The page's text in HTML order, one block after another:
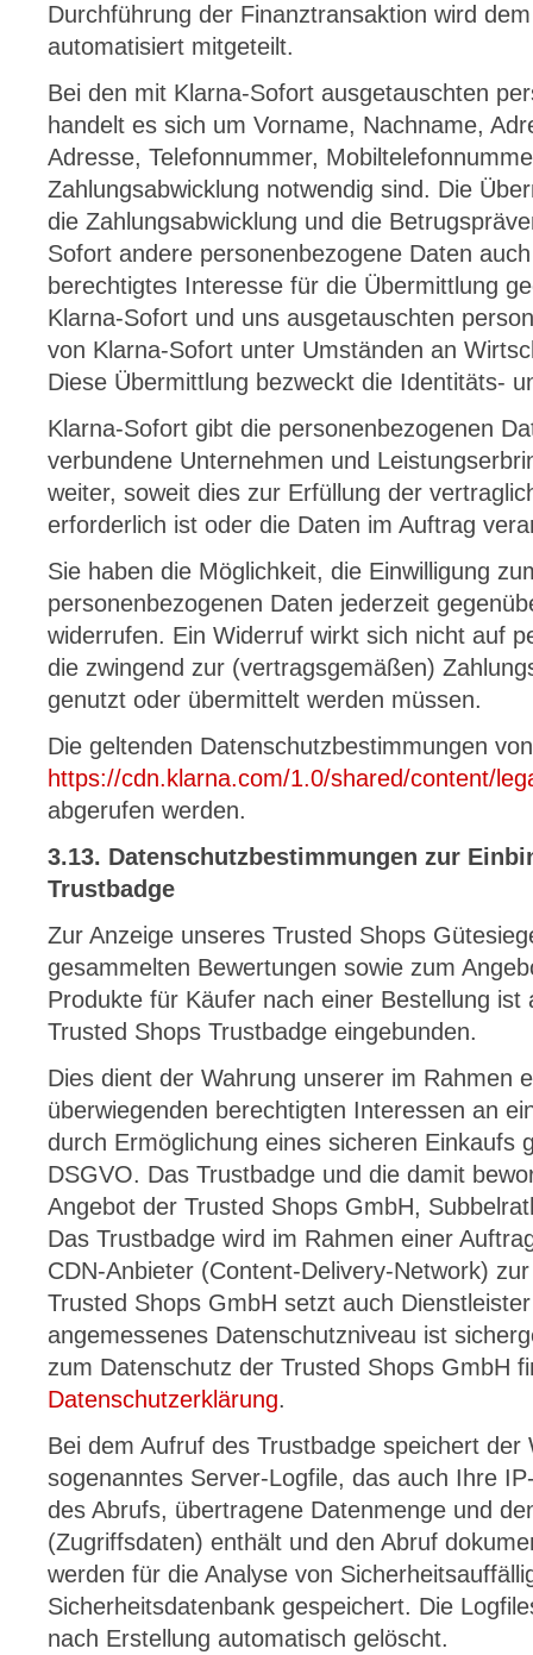
Durchführung der Finanztransaktion wird
automatisiert mitgeteilt.
Bei den mit Klarna-Sofort ausgetauschten
handelt es sich um Vorname, Nachname,
Adresse, Telefonnummer,
Zahlungsabwicklung notwendig sind. Die
die Zahlungsabwicklung und die
Sofort andere personenbezogene Daten
berechtigtes Interesse für die Übermittlung
Klarna-Sofort und uns ausgetauschten
von Klarna-Sofort unter Umständen an
Diese Übermittlung bezweckt die Identitäts-
Klarna-Sofort gibt die personenbezogenen
verbundene Unternehmen und
weiter, soweit dies zur Erfüllung der
erforderlich ist oder die Daten im Auftrag
Sie haben die Möglichkeit, die Einwilligung
personenbezogenen Daten jederzeit
widerrufen. Ein Widerruf wirkt sich nicht auf
die zwingend zur (vertragsgemäßen)
genutzt oder übermittelt werden müssen.
Die geltenden Datenschutzbestimmungen
https://cdn.klarna.com/1.0/shared/content/
abgerufen werden.
3.13. Datenschutzbestimmungen zur
Trustbadge
Zur Anzeige unseres Trusted Shops
gesammelten Bewertungen sowie zum
Produkte für Käufer nach einer Bestellung ist
Trusted Shops Trustbadge eingebunden.
Dies dient der Wahrung unserer im Rahmen
überwiegenden berechtigten Interessen an
durch Ermöglichung eines sicheren Einkaufs
DSGVO. Das Trustbadge und die damit
Angebot der Trusted Shops GmbH,
Das Trustbadge wird im Rahmen einer
CDN-Anbieter (Content-Delivery-Network)
Trusted Shops GmbH setzt auch
angemessenes Datenschutzniveau ist
zum Datenschutz der Trusted Shops GmbH
Datenschutzerklärung.
Bei dem Aufruf des Trustbadge speichert
sogenanntes Server-Logfile, das auch Ihre
des Abrufs, übertragene Datenmenge und
(Zugriffsdaten) enthält und den Abruf
werden für die Analyse von
Sicherheitsdatenbank gespeichert. Die
nach Erstellung automatisch gelöscht.